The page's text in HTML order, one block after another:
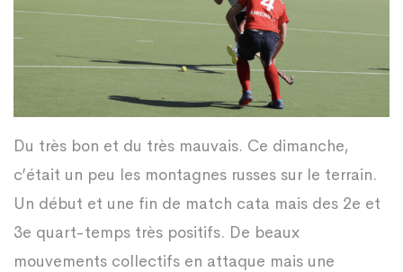
Du très bon et du très mauvais. Ce dimanche,
c’était un peu les montagnes russes sur le terrain.
Un début et une fin de match cata mais des 2e et
3e quart-temps très positifs. De beaux
mouvements collectifs en attaque mais une